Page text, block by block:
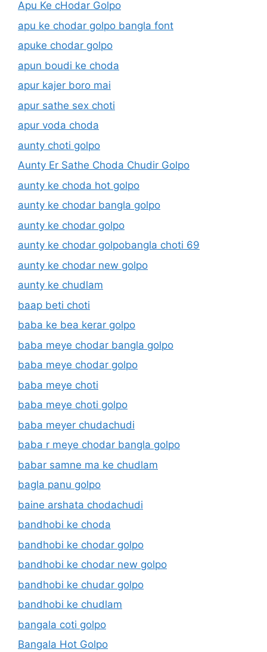
Apu Ke cHodar Golpo
apu ke chodar golpo bangla font
apuke chodar golpo
apun boudi ke choda
apur kajer boro mai
apur sathe sex choti
apur voda choda
aunty choti golpo
Aunty Er Sathe Choda Chudir Golpo
aunty ke choda hot golpo
aunty ke chodar bangla golpo
aunty ke chodar golpo
aunty ke chodar golpobangla choti 69
aunty ke chodar new golpo
aunty ke chudlam
baap beti choti
baba ke bea kerar golpo
baba meye chodar bangla golpo
baba meye chodar golpo
baba meye choti
baba meye choti golpo
baba meyer chudachudi
baba r meye chodar bangla golpo
babar samne ma ke chudlam
bagla panu golpo
baine arshata chodachudi
bandhobi ke choda
bandhobi ke chodar golpo
bandhobi ke chodar new golpo
bandhobi ke chudar golpo
bandhobi ke chudlam
bangala coti golpo
Bangala Hot Golpo